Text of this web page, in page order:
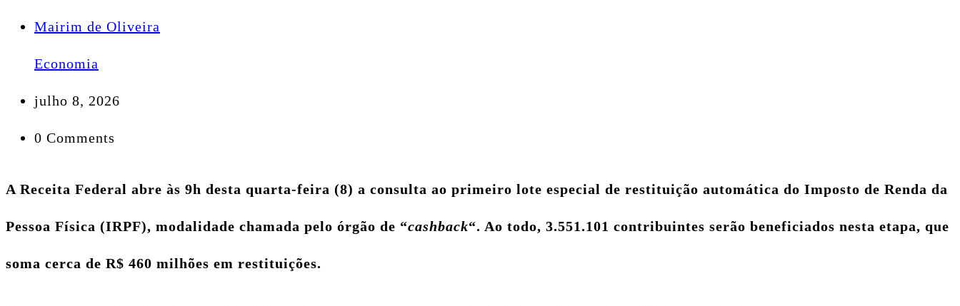
Mairim de Oliveira
Economia
julho 8, 2026
0 Comments
A Receita Federal abre às 9h desta quarta-feira (8) a consulta ao primeiro lote especial de restituição automática do Imposto de Renda da
Pessoa Física (IRPF), modalidade chamada pelo órgão de “cashback“. Ao todo, 3.551.101 contribuintes serão beneficiados nesta etapa, que
soma cerca de R$ 460 milhões em restituições.